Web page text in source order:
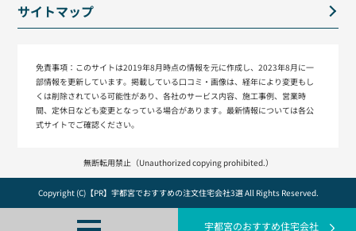
宇都宮のおすすめ住宅会社
サイトマップ
免責事項： このサイトは2019年8月時点の情報を元に作成し、2023年8月に一
部情報を更新しています。掲載している口コミ・画像は、経年により変更もし
くは削除されている可能性があり、各社のサービス内容、施工事例、営業時
間、定休日なども変更となっている場合があります。最新情報については各公
式サイトでご確認ください。
無断転用禁止（Unauthorized copying prohibited.）
Copyright (C)【PR】 宇都宮でおすすめの注文住宅会社3選All Rights Reserved.